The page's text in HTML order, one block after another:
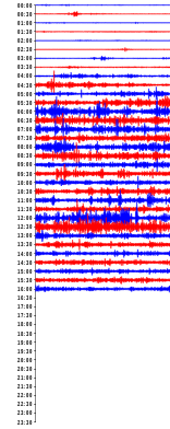
00:00
00:30
01:00
01:30
02:00
02:30
03:00
03:30
04:00
04:30
05:00
05:30
06:00
06:30
07:00
07:30
08:00
08:30
09:00
09:30
10:00
10:30
11:00
11:30
12:00
12:30
13:00
13:30
14:00
14:30
15:00
15:30
16:00
16:30
17:00
17:30
18:00
18:30
19:00
19:30
20:00
20:30
21:00
21:30
22:00
22:30
23:00
23:30